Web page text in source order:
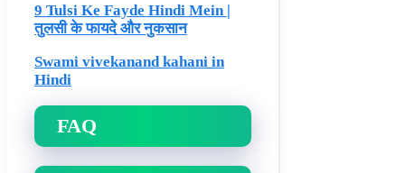
9 Tulsi Ke Fayde Hindi Mein |
तुलसी के फायदे और नुकसान
Swami vivekanand kahani in
Hindi
FAQ